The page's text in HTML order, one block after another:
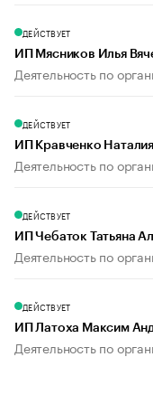
ДЕЙСТВУЕТ
ИП Мясников Илья
Деятельность по
ДЕЙСТВУЕТ
ИП Кравченко
Деятельность по
ДЕЙСТВУЕТ
ИП Чебаток Татьяна
Деятельность по
ДЕЙСТВУЕТ
ИП Латоха Максим
Деятельность по